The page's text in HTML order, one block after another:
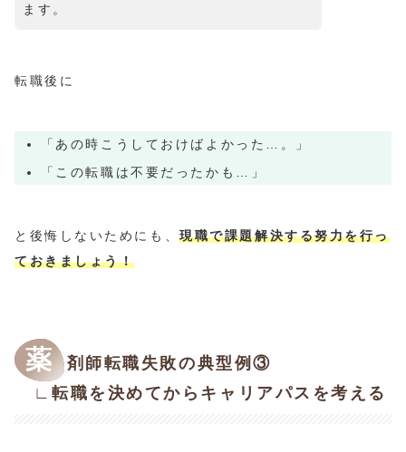
ます。
転職後に
「あの時こうしておけばよかった…。」
「この転職は不要だったかも…」
と後悔しないためにも、現職で課題解決する努力を行っ
ておきましょう！
薬
剤師転職失敗の典型例③
∟転職を決めてからキャリアパスを考える